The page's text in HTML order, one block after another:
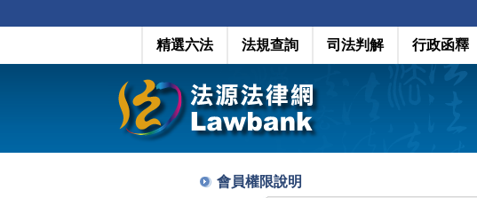
精選六法 法規查詢 司法判解 行政函釋
會員權限說明